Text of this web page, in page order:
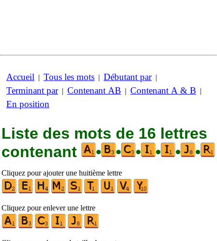
Accueil | Tous les mots | Débutant par|
Terminant par| Contenant AB | Contenant A & B |
En position
Liste des mots de 16 lettres
contenant
• • • • • •
Cliquez pour ajouter une huitième lettre
Cliquez pour enlever une lettre